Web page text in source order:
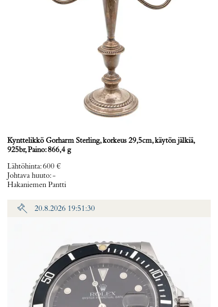
Kynttelikkö Gorharm Sterling, korkeus 29,5cm, käytön jälkiä,
925br, Paino: 866,4 g
Lähtöhinta:600 €
Johtava huuto:-
Hakaniemen Pantti
20.8.2026 19:51:30